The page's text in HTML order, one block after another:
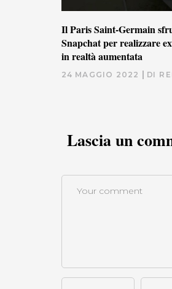
Il Paris Saint-Germain
Snapchat per realizzare
in realtà aumentata
24 MAGGIO 2022 DI
Lascia un